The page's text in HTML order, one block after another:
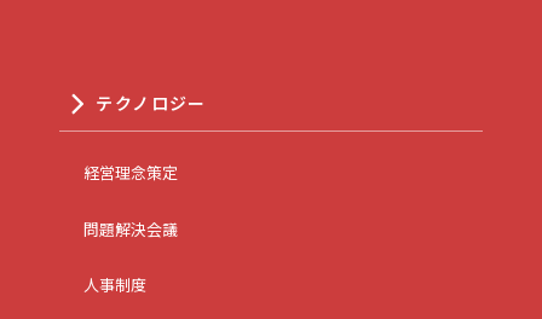
テクノロジー
経営理念策定
問題解決会議
人事制度